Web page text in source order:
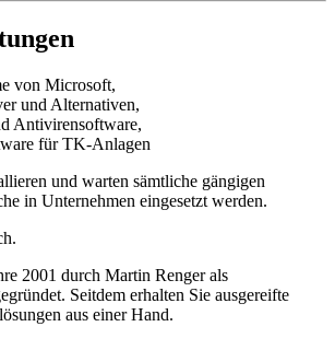
von Microsoft,
und Alternativen,
Antivirensoftware,
für TK-Anlagen
und warten sämtliche gängigen
in Unternehmen eingesetzt werden.
2001 durch Martin Renger als
Seitdem erhalten Sie ausgereifte
aus einer Hand.